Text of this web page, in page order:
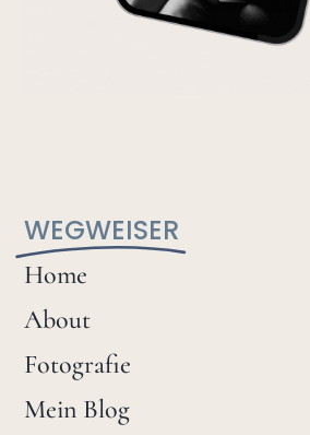
WEGWEISER
Home
About
Fotografie
Mein Blog